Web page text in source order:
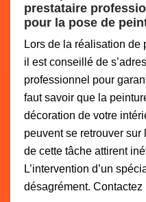
prestataire
pour la pose de
Lors de la réalisation de
il est conseillé de
professionnel pour
faut savoir que la
décoration de votre
peuvent se retrouver
de cette tâche attirent
L’intervention d’un
désagrément.